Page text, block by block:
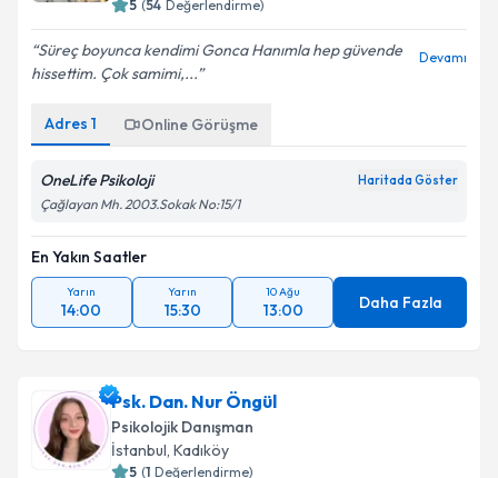
5 (54 Değerlendirme)
Süreç boyunca kendimi Gonca Hanımla hep güvende
hissettim. Çok samimi,...
Devamı
Adres 1 Online Görüşme
OneLife Psikoloji Haritada Göster
Çağlayan Mh. 2003.Sokak No:15/1
En Yakın Saatler
Yarın
14:00
Yarın
15:30
10 Ağu
13:00 Daha Fazla
Psk. Dan. Nur Öngül
Psikolojik Danışman
İstanbul, Kadıköy
5 (1 Değerlendirme)